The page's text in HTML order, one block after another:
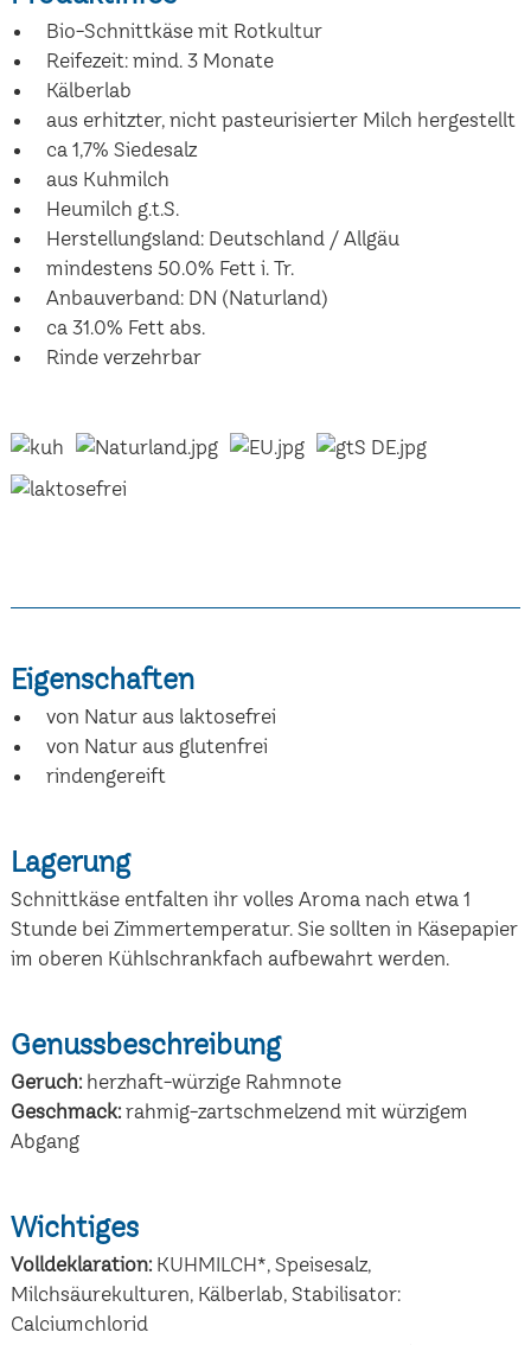
Bio-Schnittkäse mit Rotkultur
Reifezeit: mind. 3 Monate
Kälberlab
aus erhitzter, nicht pasteurisierter Milch hergestellt
ca 1,7% Siedesalz
aus Kuhmilch
Heumilch g.t.S.
Herstellungsland: Deutschland / Allgäu
mindestens 50.0% Fett i. Tr.
Anbauverband: DN (Naturland)
ca 31.0% Fett abs.
Rinde verzehrbar
Eigenschaften
von Natur aus laktosefrei
von Natur aus glutenfrei
rindengereift
Lagerung
Schnittkäse entfalten ihr volles Aroma nach etwa 1
Stunde bei Zimmertemperatur. Sie sollten in Käsepapier
im oberen Kühlschrankfach aufbewahrt werden.
Genussbeschreibung
Geruch:herzhaft-würzige Rahmnote
Geschmack:rahmig-zartschmelzend mit würzigem
Abgang
Wichtiges
Volldeklaration:KUHMILCH*, Speisesalz,
Milchsäurekulturen, Kälberlab, Stabilisator:
Calciumchlorid